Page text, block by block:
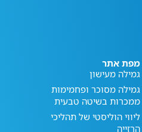
מפת אתר
גמילה מעישון
גמילה מסוכר ופחמימות
ממכרות בשיטה טבעית
ליווי הוליסטי של תהליכי
הרזייה